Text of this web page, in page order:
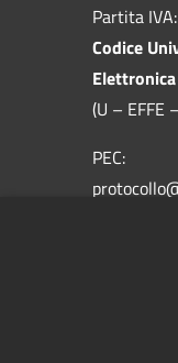
Partita
Codice
Elettronica
(U – EFFE
PEC: